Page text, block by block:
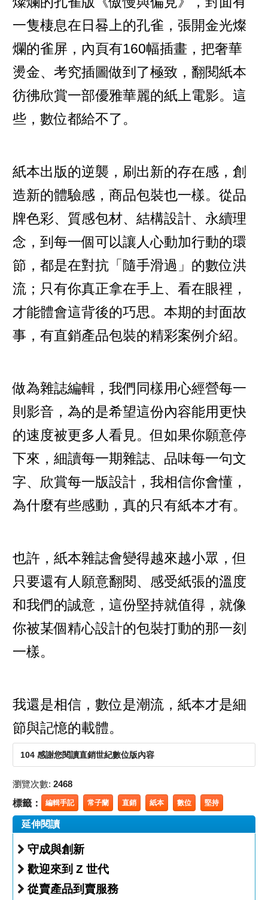
一隻棲息在日晷上的孔雀，張開金光燦
爛的雀屏，內頁有160幅插畫，把奢華
燙金、考究插圖做到了極致，翻閱紙本
彷彿欣賞一部優雅華麗的紙上電影。這
些，數位都給不了。
紙本出版的逆襲，刷出新的存在感，創
造新的體驗感，商品包裝也一樣。從品
牌色彩、質感包材、結構設計、永續理
念，到每一個可以讓人心動加行動的環
節，都是在對抗「隨手滑過」的數位洪
流；只有你真正拿在手上、看在眼裡，
才能體會這背後的巧思。本期的封面故
事，有直銷產品包裝的精彩案例介紹。
做為雜誌編輯，我們同樣用心經營每一
則影音，為的是希望這份內容能用更快
的速度被更多人看見。但如果你願意停
下來，細讀每一期雜誌、品味每一句文
字、欣賞每一版設計，我相信你會懂，
為什麼有些感動，真的只有紙本才有。
也許，紙本雜誌會變得越來越小眾，但
只要還有人願意翻閱、感受紙張的溫度
和我們的誠意，這份堅持就值得，就像
你被某個精心設計的包裝打動的那一刻
一樣。
我還是相信，數位是潮流，紙本才是細
節與記憶的載體。
104 感謝您閱讀直銷世紀數位版內容
瀏覽次數: 2468
標籤： 編輯手記 常子蘭 直銷 紙本 數位 堅持
延伸閱讀
守成與創新
歡迎來到 Z 世代
從賣產品到賣服務